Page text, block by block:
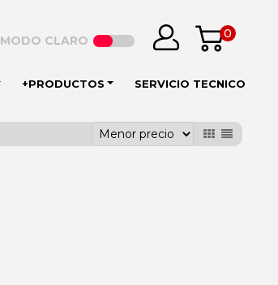
0
MODO CLARO
+PRODUCTOS SERVICIO TECNICO